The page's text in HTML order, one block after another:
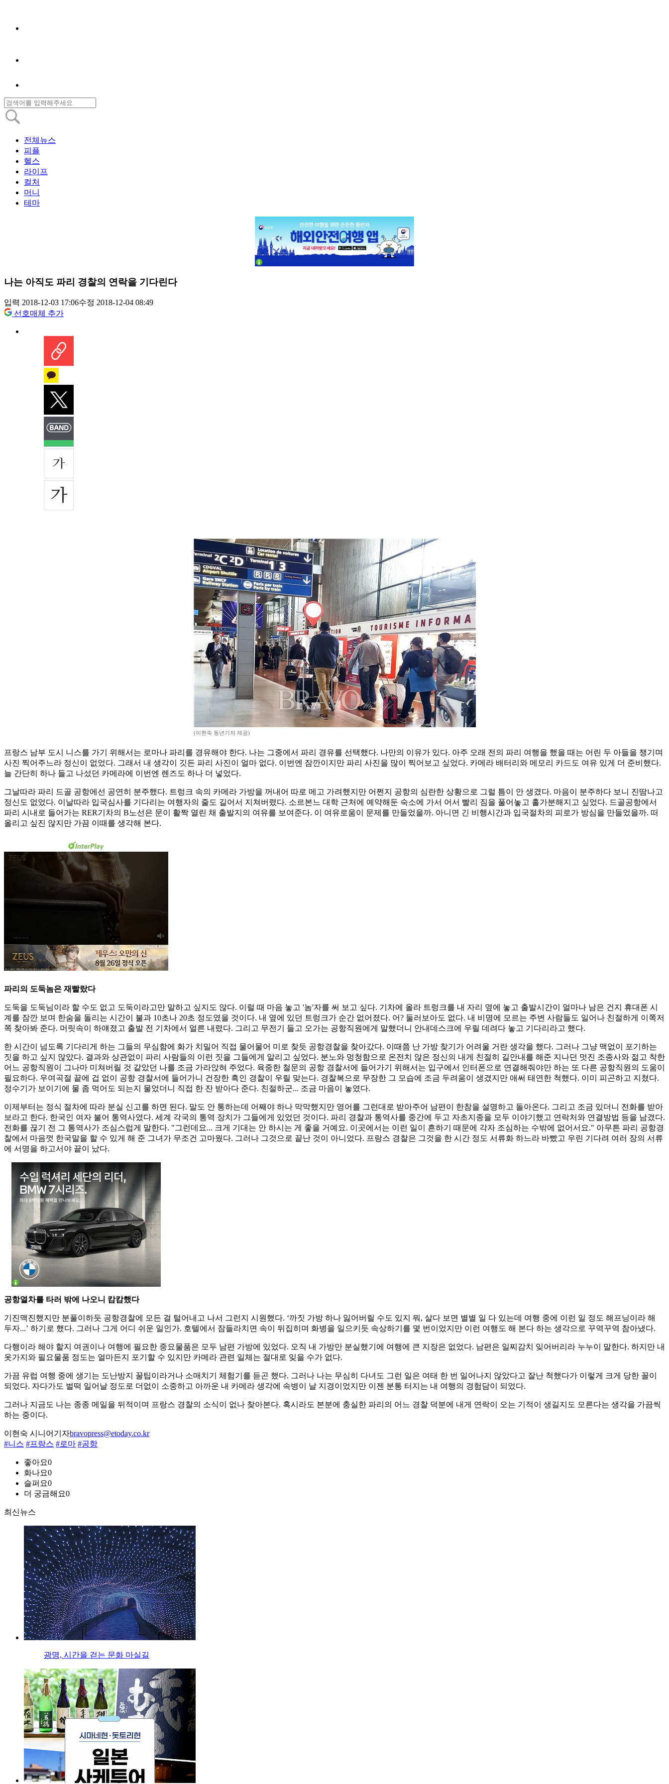
전체뉴스
피플
헬스
라이프
컬처
머니
테마
나는 아직도 파리 경찰의 연락을 기다린다
입력 2018-12-03 17:06수정 2018-12-04 08:49
선호매체 추가
(이현숙 동년기자 제공)
프랑스 남부 도시 니스를 가기 위해서는 로마나 파리를 경유해야 한다. 나는 그중에서 파리 경유를 선택했다. 나만의 이유가 있다. 아주 오래 전의 파리 여행을 했을 때는 어린 두 아들을 챙기며
사진 찍어주느라 정신이 없었다. 그래서 내 생각이 깃든 파리 사진이 얼마 없다. 이번엔 잠깐이지만 파리 사진을 많이 찍어보고 싶었다. 카메라 배터리와 메모리 카드도 여유 있게 더 준비했다.
늘 간단히 하나 들고 나섰던 카메라에 이번엔 렌즈도 하나 더 넣었다.
그날따라 파리 드골 공항에선 공연히 분주했다. 트렁크 속의 카메라 가방을 꺼내어 따로 메고 가려했지만 어쩐지 공항의 심란한 상황으로 그럴 틈이 안 생겼다. 마음이 분주하다 보니 진땀나고
정신도 없었다. 이날따라 입국심사를 기다리는 여행자의 줄도 길어서 지쳐버렸다. 소르본느 대학 근처에 예약해둔 숙소에 가서 어서 빨리 짐을 풀어놓고 홀가분해지고 싶었다. 드골공항에서
파리 시내로 들어가는 RER기차의 B노선은 문이 활짝 열린 채 출발지의 여유를 보여준다. 이 여유로움이 문제를 만들었을까. 아니면 긴 비행시간과 입국절차의 피로가 방심을 만들었을까. 떠
올리고 싶진 않지만 가끔 이때를 생각해 본다.
파리의 도둑놈은 재빨랐다
도둑을 도둑님이라 할 수도 없고 도둑이라고만 말하고 싶지도 않다. 이럴 때 마음 놓고 '놈'자를 써 보고 싶다. 기차에 올라 트렁크를 내 자리 옆에 놓고 출발시간이 얼마나 남은 건지 휴대폰 시
계를 잠깐 보며 한숨을 돌리는 시간이 불과 10초나 20초 정도였을 것이다. 내 옆에 있던 트렁크가 순간 없어졌다. 어? 둘러보아도 없다. 내 비명에 모르는 주변 사람들도 일어나 친절하게 이쪽저
쪽 찾아봐 준다. 머릿속이 하얘졌고 출발 전 기차에서 얼른 내렸다. 그리고 무전기 들고 오가는 공항직원에게 말했더니 안내데스크에 우릴 데려다 놓고 기다리라고 했다.
한 시간이 넘도록 기다리게 하는 그들의 무심함에 화가 치밀어 직접 물어물어 미로 찾듯 공항경찰을 찾아갔다. 이때쯤 난 가방 찾기가 어려울 거란 생각을 했다. 그러나 그냥 맥없이 포기하는
짓을 하고 싶지 않았다. 결과와 상관없이 파리 사람들의 이런 짓을 그들에게 알리고 싶었다. 분노와 멍청함으로 온전치 않은 정신의 내게 친절히 길안내를 해준 지나던 멋진 조종사와 젊고 착한
어느 공항직원이 그나마 미쳐버릴 것 같았던 나를 조금 가라앉혀 주었다. 육중한 철문의 공항 경찰서에 들어가기 위해서는 입구에서 인터폰으로 연결해줘야만 하는 또 다른 공항직원의 도움이
필요하다. 우여곡절 끝에 겁 없이 공항 경찰서에 들어가니 건장한 흑인 경찰이 우릴 맞는다. 경찰복으로 무장한 그 모습에 조금 두려움이 생겼지만 애써 태연한 척했다. 이미 피곤하고 지쳤다.
정수기가 보이기에 물 좀 먹어도 되는지 물었더니 직접 한 잔 받아다 준다. 친절하군... 조금 마음이 놓였다.
이제부터는 정식 절차에 따라 분실 신고를 하면 된다. 말도 안 통하는데 어째야 하나 막막했지만 영어를 그런대로 받아주어 남편이 한참을 설명하고 돌아온다. 그리고 조금 있더니 전화를 받아
보라고 한다. 한국인 여자 불어 통역사였다. 세계 각국의 통역 장치가 그들에게 있었던 것이다. 파리 경찰과 통역사를 중간에 두고 자초지종을 모두 이야기했고 연락처와 연결방법 등을 남겼다.
전화를 끊기 전 그 통역사가 조심스럽게 말한다. "그런데요... 크게 기대는 안 하시는 게 좋을 거예요. 이곳에서는 이런 일이 흔하기 때문에 각자 조심하는 수밖에 없어서요." 아무튼 파리 공항경
찰에서 마음껏 한국말을 할 수 있게 해 준 그녀가 무조건 고마웠다. 그러나 그것으로 끝난 것이 아니었다. 프랑스 경찰은 그것을 한 시간 정도 서류화 하느라 바빴고 우린 기다려 여러 장의 서류
에 서명을 하고서야 끝이 났다.
공항열차를 타러 밖에 나오니 캄캄했다
기진맥진했지만 분풀이하듯 공항경찰에 모든 걸 털어내고 나서 그런지 시원했다. ‘까짓 가방 하나 잃어버릴 수도 있지 뭐, 살다 보면 별별 일 다 있는데 여행 중에 이런 일 정도 해프닝이라 해
두자...’ 하기로 했다. 그러나 그게 어디 쉬운 일인가. 호텔에서 잠들라치면 속이 뒤집히며 화병을 일으키듯 속상하기를 몇 번이었지만 이런 여행도 해 본다 하는 생각으로 꾸역꾸역 참아냈다.
다행이라 해야 할지 여권이나 여행에 필요한 중요물품은 모두 남편 가방에 있었다. 오직 내 가방만 분실했기에 여행에 큰 지장은 없었다. 남편은 일찌감치 잊어버리라 누누이 말한다. 하지만 내
옷가지와 필요물품 정도는 얼마든지 포기할 수 있지만 카메라 관련 일체는 절대로 잊을 수가 없다.
가끔 유럽 여행 중에 생기는 도난방지 꿀팁이라거나 소매치기 체험기를 듣곤 했다. 그러나 나는 무심히 다녀도 그런 일은 여태 한 번 일어나지 않았다고 잘난 척했다가 이렇게 크게 당한 꼴이
되었다. 자다가도 벌떡 일어날 정도로 더없이 소중하고 아까운 내 카메라 생각에 속병이 날 지경이었지만 이젠 분통 터지는 내 여행의 경험담이 되었다.
그러나 지금도 나는 종종 메일을 뒤적이며 프랑스 경찰의 소식이 없나 찾아본다. 혹시라도 본분에 충실한 파리의 어느 경찰 덕분에 내게 연락이 오는 기적이 생길지도 모른다는 생각을 가끔씩
하는 중이다.
이현숙 시니어기자bravopress@etoday.co.kr
#니스 #프랑스 #로마 #공항
좋아요0
화나요0
슬퍼요0
더 궁금해요0
최신뉴스
광명, 시간을 걷는 문화 마실길